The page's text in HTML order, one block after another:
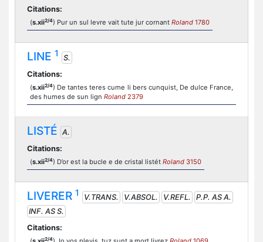
Citations:
(s.xii2/4) Pur un sul levre vait tute jur cornant Roland 1780
LINE 1
S.
Citations:
(s.xii2/4) De tantes teres cume li bers cunquist, De dulce France,
des humes de sun lign Roland 2379
LISTÉ A.
Citations:
(s.xii2/4) D’or est la bucle e de cristal listét Roland 3150
LIVERER 1 V.TRANS. V.ABSOL. V.REFL.
P.P. AS A.
INF. AS S.
Citations:
2/4